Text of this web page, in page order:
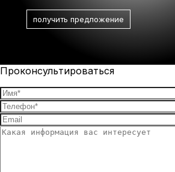
Проконсультироваться